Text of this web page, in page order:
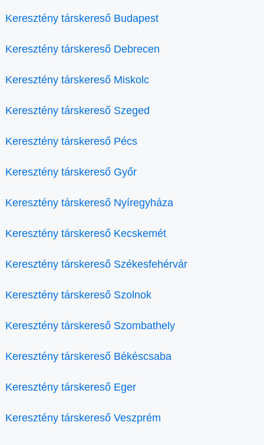
Keresztény társkereső Budapest
Keresztény társkereső Debrecen
Keresztény társkereső Miskolc
Keresztény társkereső Szeged
Keresztény társkereső Pécs
Keresztény társkereső Győr
Keresztény társkereső Nyíregyháza
Keresztény társkereső Kecskemét
Keresztény társkereső Székesfehérvár
Keresztény társkereső Szolnok
Keresztény társkereső Szombathely
Keresztény társkereső Békéscsaba
Keresztény társkereső Eger
Keresztény társkereső Veszprém